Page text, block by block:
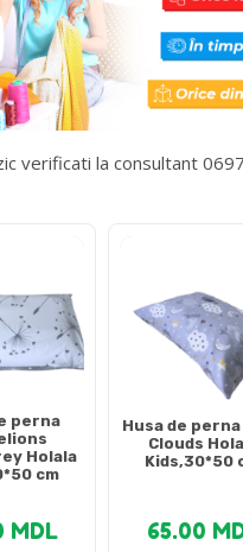
verificati la consultant
perna
Holala
cm
MDL
Husa de
Clouds
Kids,30*50
65.00